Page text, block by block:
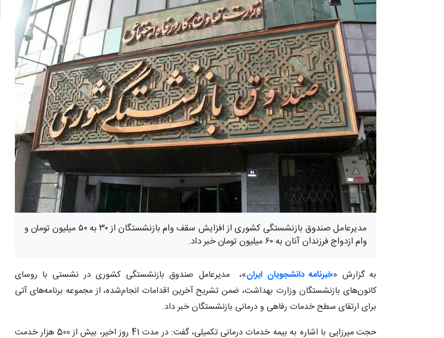
مدیرعامل صندوق بازنشستگی کشوری از افزایش سقف وام بازنشستگان از ۳۰ به ۵۰ میلیون تومان و
وام ازدواج فرزندان آنان به ۶۰ میلیون تومان خبر داد.
به گزارش «خبرنامه دانشجویان ایران»، مدیرعامل صندوق بازنشستگی کشوری در نشستی با روسای
کانون‌های بازنشستگان وزارت بهداشت، ضمن تشریح آخرین اقدامات انجام‌شده، از مجموعه برنامه‌های آتی
برای ارتقای سطح خدمات رفاهی و درمانی بازنشستگان خبر داد.
حجت میرزایی با اشاره به بیمه خدمات درمانی تکمیلی، گفت: در مدت 41 روز اخیر، بیش از 500 هزار خدمت